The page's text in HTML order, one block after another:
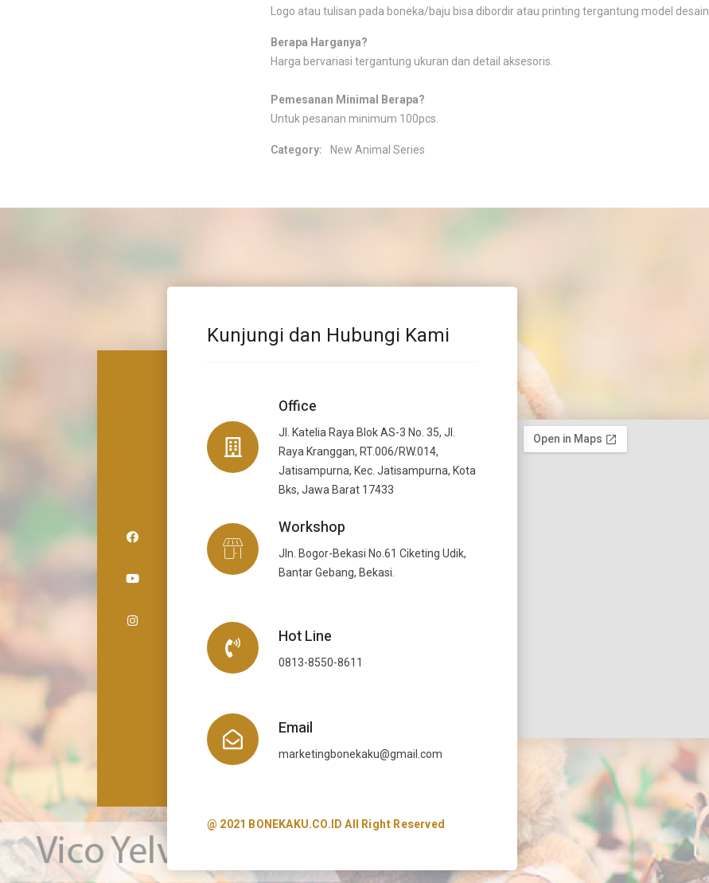
Logo atau tulisan pada boneka/baju bisa dibordir atau printing tergantung model desain.
Berapa Harganya?
Harga bervariasi tergantung ukuran dan detail aksesoris.
Pemesanan Minimal Berapa?
Untuk pesanan minimum 100pcs.
Category: New Animal Series
Kunjungi dan Hubungi Kami
Office
Jl. Katelia Raya Blok AS-3 No. 35, Jl.
Raya Kranggan, RT.006/RW.014,
Jatisampurna, Kec. Jatisampurna, Kota
Bks, Jawa Barat 17433
Workshop
Jln. Bogor-Bekasi No.61 Ciketing Udik,
Bantar Gebang, Bekasi.
Hot Line
0813-8550-8611
Email
marketingbonekaku@gmail.com
@ 2021 BONEKAKU.CO.ID All Right Reserved